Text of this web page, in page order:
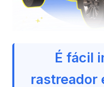
É fácil
rastreador